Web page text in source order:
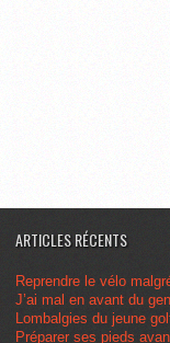
ARTICLES RÉCENTS
Reprendre le vélo
J’ai mal en avant du
Lombalgies du jeune
Préparer ses pieds